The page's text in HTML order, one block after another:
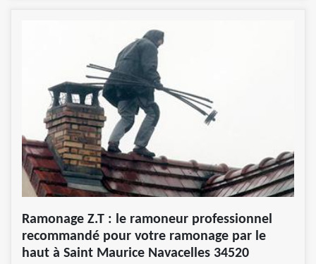
Ramonage Z.T : le ramoneur professionnel
recommandé pour votre ramonage par le
haut à Saint Maurice Navacelles 34520